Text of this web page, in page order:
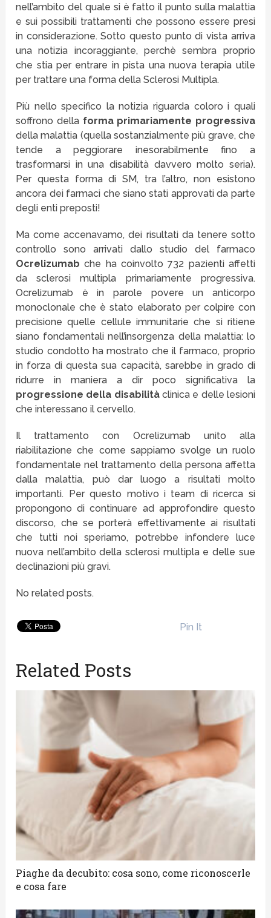
nell’ambito del quale si è fatto il punto sulla malattia
e sui possibili trattamenti che possono essere presi
in considerazione. Sotto questo punto di vista arriva
una notizia incoraggiante, perchè sembra proprio
che stia per entrare in pista una nuova terapia utile
per trattare una forma della Sclerosi Multipla.
Più nello specifico la notizia riguarda coloro i quali
soffrono della forma primariamente progressiva
della malattia (quella sostanzialmente più grave, che
tende a peggiorare inesorabilmente fino a
trasformarsi in una disabilità davvero molto seria).
Per questa forma di SM, tra l’altro, non esistono
ancora dei farmaci che siano stati approvati da parte
degli enti preposti!
Ma come accenavamo, dei risultati da tenere sotto
controllo sono arrivati dallo studio del farmaco
Ocrelizumab che ha coinvolto 732 pazienti affetti
da sclerosi multipla primariamente progressiva.
Ocrelizumab è in parole povere un anticorpo
monoclonale che è stato elaborato per colpire con
precisione quelle cellule immunitarie che si ritiene
siano fondamentali nell’insorgenza della malattia: lo
studio condotto ha mostrato che il farmaco, proprio
in forza di questa sua capacità, sarebbe in grado di
ridurre in maniera a dir poco significativa la
progressione della disabilitàclinica e delle lesioni
che interessano il cervello.
Il trattamento con Ocrelizumab unito alla
riabilitazione che come sappiamo svolge un ruolo
fondamentale nel trattamento della persona affetta
dalla malattia, può dar luogo a risultati molto
importanti. Per questo motivo i team di ricerca si
propongono di continuare ad approfondire questo
discorso, che se porterà effettivamente ai risultati
che tutti noi speriamo, potrebbe infondere luce
nuova nell’ambito della sclerosi multipla e delle sue
declinazioni più gravi.
No related posts.
Pin It
Related Posts
Piaghe da decubito: cosa sono, come riconoscerle
e cosa fare